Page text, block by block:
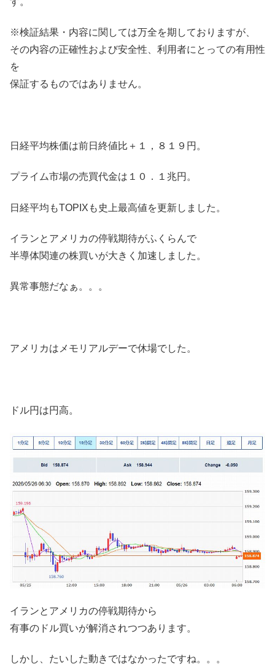
※検証結果・内容に関しては万全を期しておりますが、
その内容の正確性および安全性、利用者にとっての有用性
を
保証するものではありません。
日経平均株価は前日終値比＋１，８１９円。
プライム市場の売買代金は１０．１兆円。
日経平均もTOPIXも史上最高値を更新しました。
イランとアメリカの停戦期待がふくらんで
半導体関連の株買いが大きく加速しました。
異常事態だなぁ。。。
アメリカはメモリアルデーで休場でした。
ドル円は円高。
イランとアメリカの停戦期待から
有事のドル買いが解消されつつあります。
しかし、たいした動きではなかったですね。。。